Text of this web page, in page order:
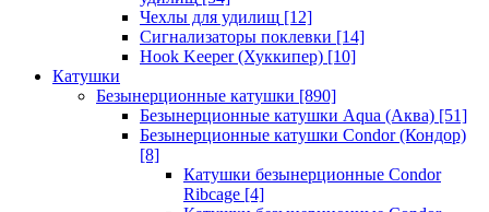
Чехлы для удилищ [12]
Сигнализаторы поклевки [14]
Hook Keeper (Хуккипер) [10]
Катушки
Безынерционные катушки [890]
Безынерционные катушки Aqua (Аква) [51]
Безынерционные катушки Condor (Кондор)
[8]
Катушки безынерционные Condor
Ribcage [4]